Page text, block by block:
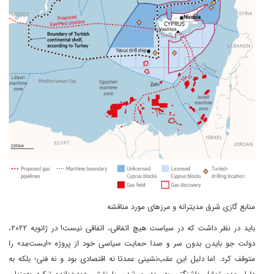
منابع گازی شرق مدیترانه و مرزهای مورد مناقشه
باید در نظر داشت که در سیاست هیچ اتفاقی، اتفاقی نیست! در ژانویه ۲۰۲۲،
دولت جو بایدن بدون سر و صدا حمایت سیاسی خود از پروژه «ایست‌مِد» را
متوقف کرد. اما دلیل این عقب‌نشینی عمدتا نه اقتصادی بود و نه فنی؛ بلکه به